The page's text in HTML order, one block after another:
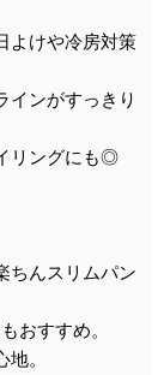
よけや冷房対策
インがすっきり
リングにも◎
ちんスリムパン
おすすめ。
。